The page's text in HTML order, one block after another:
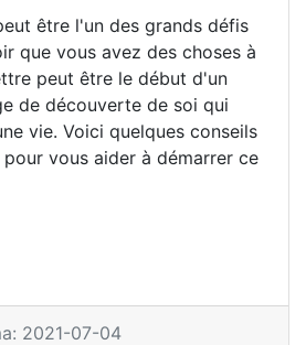
être l'un des grands défis
que vous avez des choses à
peut être le début d'un
de découverte de soi qui
vie. Voici quelques conseils
vous aider à démarrer ce
2021-07-04